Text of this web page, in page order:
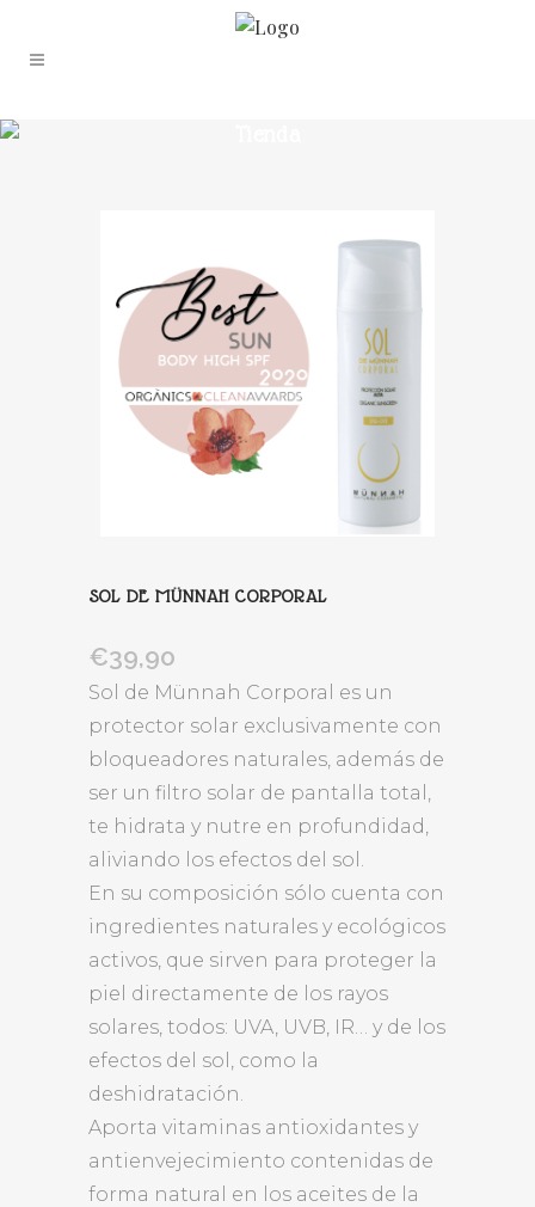
SOL DE MÜNNAH CORPORAL
€39,90
Sol de Münnah Corporal es un
protector solar exclusivamente con
bloqueadores naturales, además de
ser un filtro solar de pantalla total,
te hidrata y nutre en profundidad,
aliviando los efectos del sol.
En su composición sólo cuenta con
ingredientes naturales y ecológicos
activos, que sirven para proteger la
piel directamente de los rayos
solares, todos: UVA, UVB, IR… y de los
efectos del sol, como la
deshidratación.
Aporta vitaminas antioxidantes y
antienvejecimiento contenidas de
forma natural en los aceites de la